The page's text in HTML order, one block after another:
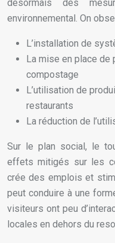
désormais des
environnemental. On
L’installation de
La mise en place
compostage
L’utilisation de
restaurants
La réduction de
Sur le plan social, le
effets mitigés sur les
crée des emplois et
peut conduire à une
visiteurs ont peu
locales en dehors du